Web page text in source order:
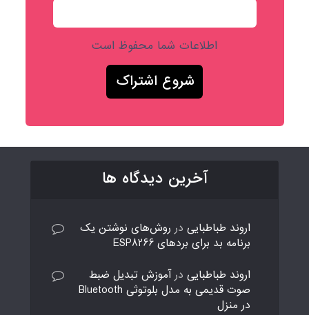
اطلاعات شما محفوظ است
آخرین دیدگاه ها
اروند طباطبایی در روش‌های نوشتن یک
برنامه بد برای بردهای ESP8266
اروند طباطبایی در آموزش تبدیل ضبط
صوت قدیمی به مدل بلوتوثی Bluetooth
در منزل